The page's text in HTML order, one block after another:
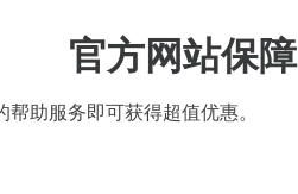
官方网站保障
帮助服务即可获得超值优惠。